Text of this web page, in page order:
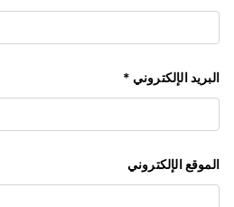
البريد الإلكتروني *
الموقع الإلكتروني